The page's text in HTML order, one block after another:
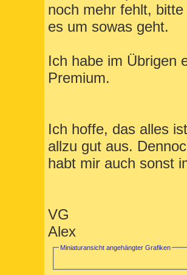
noch mehr fehlt,
es um sowas geht.
Ich habe im Übrigen
Premium.
Ich hoffe, das alles
allzu gut aus.
habt mir auch sonst
VG
Alex
Miniaturansicht angehängter Grafiken